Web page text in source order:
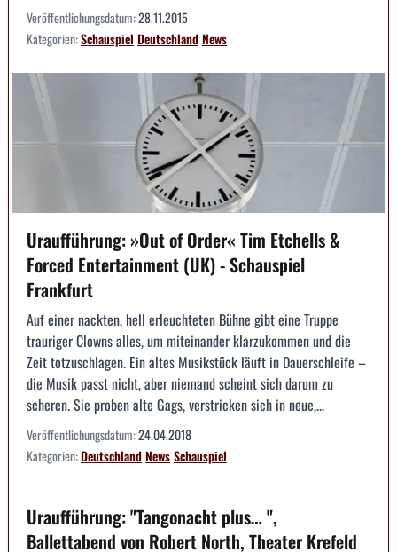
Veröffentlichungsdatum:28.11.2015
Kategorien:Schauspiel DeutschlandNews
Uraufführung: »Out of Order« Tim Etchells &
Forced Entertainment (UK) - Schauspiel
Frankfurt
Auf einer nackten, hell erleuchteten Bühne gibt eine Truppe
trauriger Clowns alles, um miteinander klarzukommen und die
Zeit totzuschlagen. Ein altes Musikstück läuft in Dauerschleife –
die Musik passt nicht, aber niemand scheint sich darum zu
scheren. Sie proben alte Gags, verstricken sich in neue,...
Veröffentlichungsdatum:24.04.2018
Kategorien:DeutschlandNewsSchauspiel
Uraufführung: "Tangonacht plus… ",
Ballettabend von Robert North, Theater Krefeld